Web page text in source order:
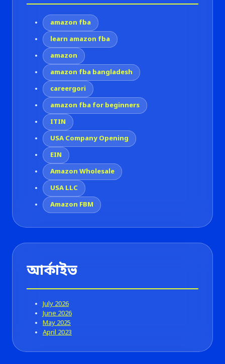
amazon fba
learn amazon fba
amazon
amazon fba bangladesh
careergori
amazon fba for beginners
ITIN
USA Company Opening
EIN
Amazon Wholesale
USA LLC
Amazon FBM
আর্কাইভ
July 2026
June 2026
May 2025
April 2023